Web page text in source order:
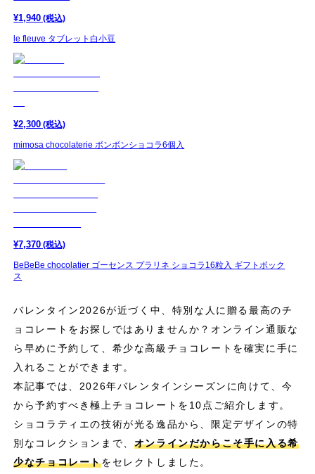
¥1,940 (税込)
le fleuve タブレット白小豆
¥2,300 (税込)
mimosa chocolaterie ボンボンショコラ6個入
¥7,370 (税込)
BeBeBe chocolatier ゴーセンス プラリネ ショコラ16粒入 ギフトボック
ス
バレンタイン2026が近づく中、特別な人に贈る最高のチ
ョコレートをお探しではありませんか？オンライン通販な
ら早めに予約して、希少な高級チョコレートを確実に手に
入れることができます。
本記事では、2026年バレンタインシーズンに向けて、今
から予約すべき極上チョコレートを10点ご紹介します。
ショコラティエの技術が光る逸品から、限定デザインの特
別なコレクションまで、 オンラインだからこそ手に入る希
少なチョコレートをセレクトしました。